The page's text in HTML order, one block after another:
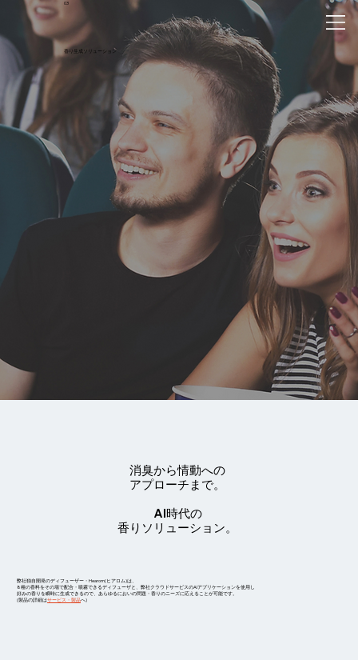
03
香り生成ソリューション
消臭から情動への
アプローチまで。
AI時代の
香りソリューション。
弊社独自開発のディフューザー・Hearom(ヒアロム)は、
8種の香料をその場で配合・噴霧できるディフューザと、弊社クラウドサービスのAIアプリケーションを使用し
好みの香りを瞬時に生成できるので、あらゆるにおいの問題・香りのニーズに応えることが可能です。
(製品の詳細はサービス・製品へ)